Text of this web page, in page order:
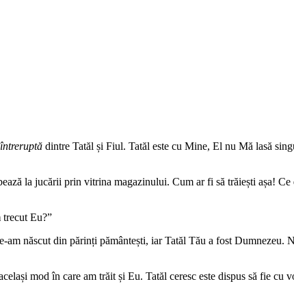
dintre Tatăl și Fiul. Tatăl este cu Mine, El nu Mă lasă
la jucării prin vitrina magazinului. Cum ar fi să trăiești așa!
Eu?”
născut din părinți pământești, iar Tatăl Tău a fost Dumnezeu.
mod în care am trăit și Eu. Tatăl ceresc este dispus să fie cu